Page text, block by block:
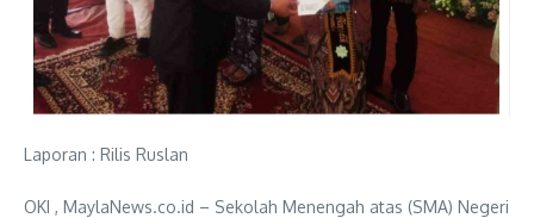
Laporan : Rilis Ruslan
OKI , MaylaNews.co.id – Sekolah Menengah atas (SMA) Negeri